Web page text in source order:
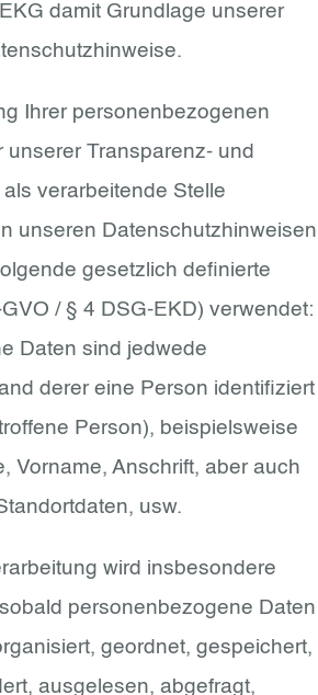
damit Grundlage unserer
Ihrer personenbezogenen
unserer Transparenz- und
als verarbeitende Stelle
unseren Datenschutzhinweisen
gesetzlich definierte
/ § 4 DSG-EKD) verwendet:
Daten sind jedwede
derer eine Person identifiziert
Person), beispielsweise
Vorname, Anschrift, aber auch
usw.
wird insbesondere
personenbezogene Daten
geordnet, gespeichert,
ausgelesen, abgefragt,